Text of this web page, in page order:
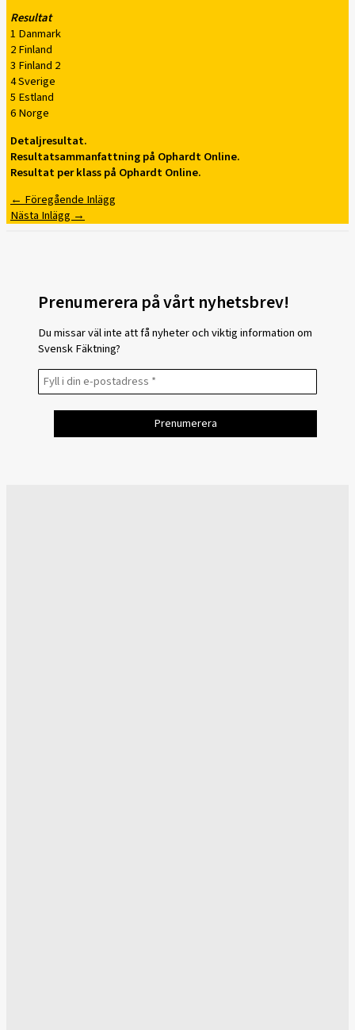
Resultat
1 Danmark
2 Finland
3 Finland 2
4 Sverige
5 Estland
6 Norge
Detaljresultat.
Resultatsammanfattning på Ophardt Online.
Resultat per klass på Ophardt Online.
←Föregående Inlägg
Nästa Inlägg→
Prenumerera på vårt nyhetsbrev!
Du missar väl inte att få nyheter och viktig information om
Svensk Fäktning?